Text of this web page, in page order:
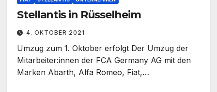
Stellantis in Rüsselheim
4. OKTOBER 2021
Umzug zum 1. Oktober erfolgt Der Umzug der
Mitarbeiter:innen der FCA Germany AG mit den
Marken Abarth, Alfa Romeo, Fiat,…